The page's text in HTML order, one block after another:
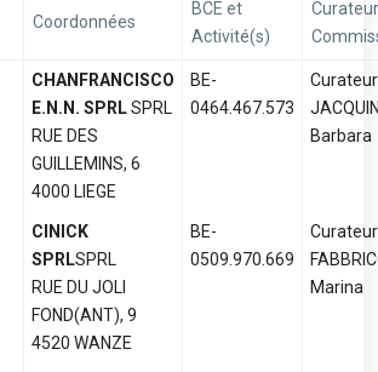
Coordonnées
BCE et
Activité(s)
CHANFRANCISCO
E.N.N. SPRLSPRL
RUE DES
GUILLEMINS, 6
4000 LIEGE
BE-
0464.467.573
Barbara
CINICK
SPRLSPRL
RUE DU JOLI
FOND(ANT), 9
4520 WANZE
BE-
0509.970.669
Marina